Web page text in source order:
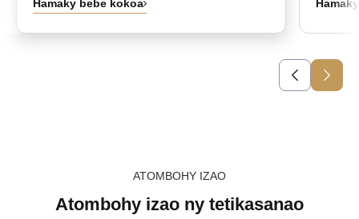
manokana ambongadiny
Hamaky bebe kokoa
ATOMBOHY IZAO
Atombohy izao ny tetikasanao